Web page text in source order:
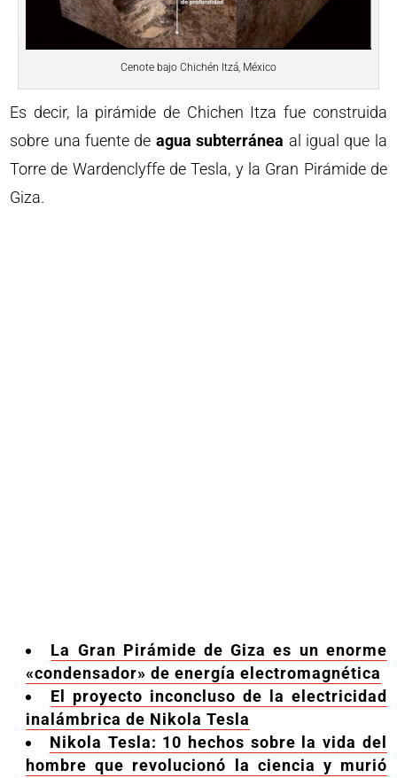
Cenote bajo Chichén Itzá, México
Es decir, la pirámide de Chichen Itza fue construida
sobre una fuente de agua subterránea al igual que la
Torre de Wardenclyffe de Tesla, y la Gran Pirámide de
Giza.
La Gran Pirámide de Giza es un enorme
«condensador» de energía electromagnética
El proyecto inconcluso de la electricidad
inalámbrica de Nikola Tesla
Nikola Tesla: 10 hechos sobre la vida del
hombre que revolucionó la ciencia y murió